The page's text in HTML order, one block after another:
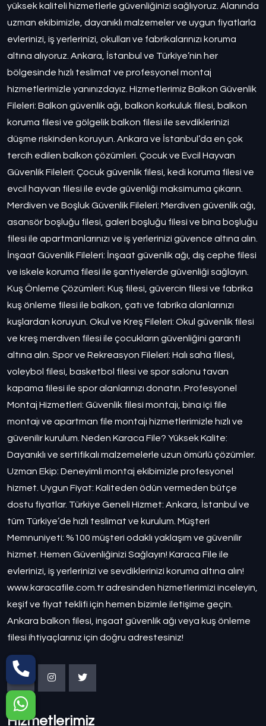
yüksek kaliteli hizmetlerle güvenliğinizi sağlıyoruz. Alanında
uzman ekibimizle, dayanıklı malzemeler ve uygun fiyatlarla
evlerinizi, iş yerlerinizi, okulları ve fabrikalarınızı koruma
altına alıyoruz. Ankara, İstanbul ve Türkiye’nin her
bölgesinde hızlı teslimat ve profesyonel montaj
hizmetlerimizle yanınızdayız. Hizmetlerimiz Balkon Güvenlik
Fileleri: Balkon güvenlik ağı, balkon korkuluk filesi, balkon
koruma filesi ve gölgelik balkon filesi ile sevdiklerinizi
düşme riskinden koruyun. Ankara ve İstanbul’da en çok
tercih edilen balkon çözümleri. Çocuk ve Evcil Hayvan
Güvenlik Fileleri: Çocuk güvenlik filesi, kedi koruma filesi ve
evcil hayvan filesi ile evde güvenliği maksimuma çıkarın.
Merdiven ve Boşluk Güvenlik Fileleri: Merdiven güvenlik ağı,
asansör boşluğu filesi, galeri boşluğu filesi ve bina boşluğu
filesi ile apartmanlarınızı ve iş yerlerinizi güvence altına alın.
İnşaat Güvenlik Fileleri: İnşaat güvenlik ağı, dış cephe filesi
ve iskele koruma filesi ile şantiyelerde güvenliği sağlayın.
Kuş Önleme Çözümleri: Kuş filesi, güvercin filesi ve fabrika
kuş önleme filesi ile balkon, çatı ve fabrika alanlarınızı
kuşlardan koruyun. Okul ve Kreş Fileleri: Okul güvenlik filesi
ve kreş merdiven filesi ile çocukların güvenliğini garanti
altına alın. Spor ve Rekreasyon Fileleri: Halı saha filesi,
voleybol filesi, basketbol filesi ve spor salonu tavan
kapama filesi ile spor alanlarınızı donatın. Profesyonel
Montaj Hizmetleri: Güvenlik filesi montajı, bina içi file
montajı ve apartman file montajı hizmetlerimizle hızlı ve
güvenilir kurulum. Neden Karaca File? Yüksek Kalite:
Dayanıklı ve sertifikalı malzemelerle uzun ömürlü çözümler.
Uzman Ekip: Deneyimli montaj ekibimizle profesyonel
hizmet. Uygun Fiyat: Kaliteden ödün vermeden bütçe
dostu fiyatlar. Türkiye Geneli Hizmet: Ankara, İstanbul ve
tüm Türkiye’de hızlı teslimat ve kurulum. Müşteri
Memnuniyeti: %100 müşteri odaklı yaklaşım ve güvenilir
hizmet. Hemen Güvenliğinizi Sağlayın! Karaca File ile
evlerinizi, iş yerlerinizi ve sevdiklerinizi koruma altına alın!
www.karacafile.com.tr adresinden hizmetlerimizi inceleyin,
keşif ve fiyat teklifi için hemen bizimle iletişime geçin.
Ankara balkon filesi, inşaat güvenlik ağı veya kuş önleme
filesi ihtiyaçlarınız için doğru adrestesiniz!
Hizmetlerimiz